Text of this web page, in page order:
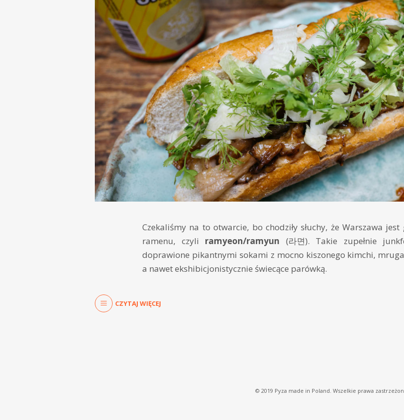
Czekaliśmy na to otwarcie, bo chodziły słuchy, że Warszawa
ramenu, czyli ramyeon/ramyun (라면). Takie zupełnie
doprawione pikantnymi sokami z mocno kiszonego kimchi,
a nawet ekshibicjonistycznie świecące parówką.
CZYTAJ WIĘCEJ
© 2019 Pyza made in Poland. Wszelkie prawa